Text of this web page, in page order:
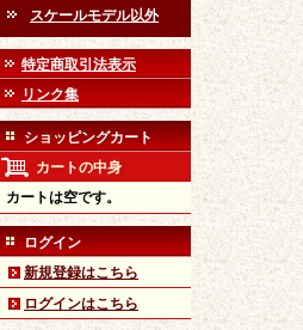
スケールモデル以外
特定商取引法表示
リンク集
ショッピングカート
カートの中身
カートは空です。
ログイン
新規登録はこちら
ログインはこちら